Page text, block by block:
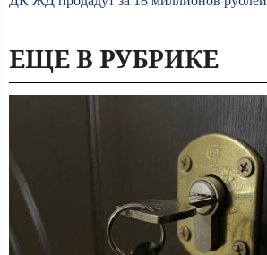
ЕЩЕ В РУБРИКЕ